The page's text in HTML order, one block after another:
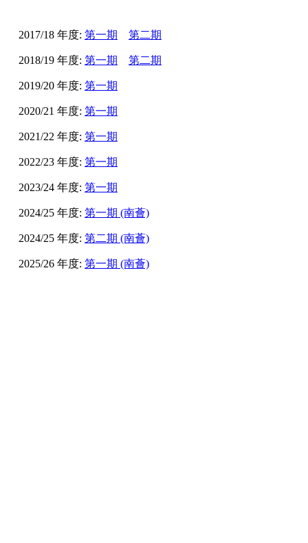
2017/18 年度: 第一期 第二期
2018/19 年度: 第一期 第二期
2019/20 年度: 第一期
2020/21 年度: 第一期
2021/22 年度: 第一期
2022/23 年度: 第一期
2023/24 年度: 第一期
2024/25 年度: 第一期 (南薈)
2024/25 年度: 第二期 (南薈)
2025/26 年度: 第一期 (南薈)